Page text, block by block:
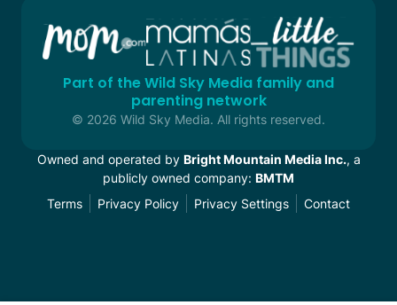
Part of the Wild Sky Media family and
parenting network
© 2026 Wild Sky Media. All rights reserved.
Owned and operated by Bright Mountain Media Inc., a
publicly owned company: BMTM
Terms
Privacy Policy Privacy Settings Contact